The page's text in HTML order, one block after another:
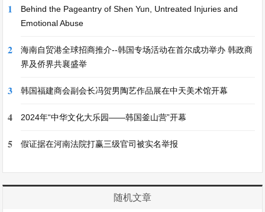
1
Behind the Pageantry of Shen Yun, Untreated Injuries and
Emotional Abuse
2
海南自贸港全球招商推介--韩国专场活动在首尔成功举办 韩政商
界及侨界共襄盛举
3 韩国福建商会副会长冯贺男陶艺作品展在中天美术馆开幕
4 2024年“中华文化大乐园——韩国釜山营”开幕
5 假证据在河南法院打赢三级官司被实名举报
随机文章